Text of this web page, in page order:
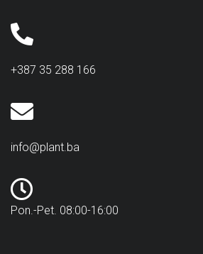
+387 35 288 166
info@plant.ba
Pon.-Pet. 08:00-16:00